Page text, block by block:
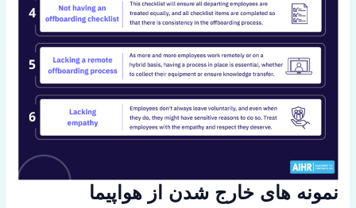
نمونه های خارج شدن از هواپیما